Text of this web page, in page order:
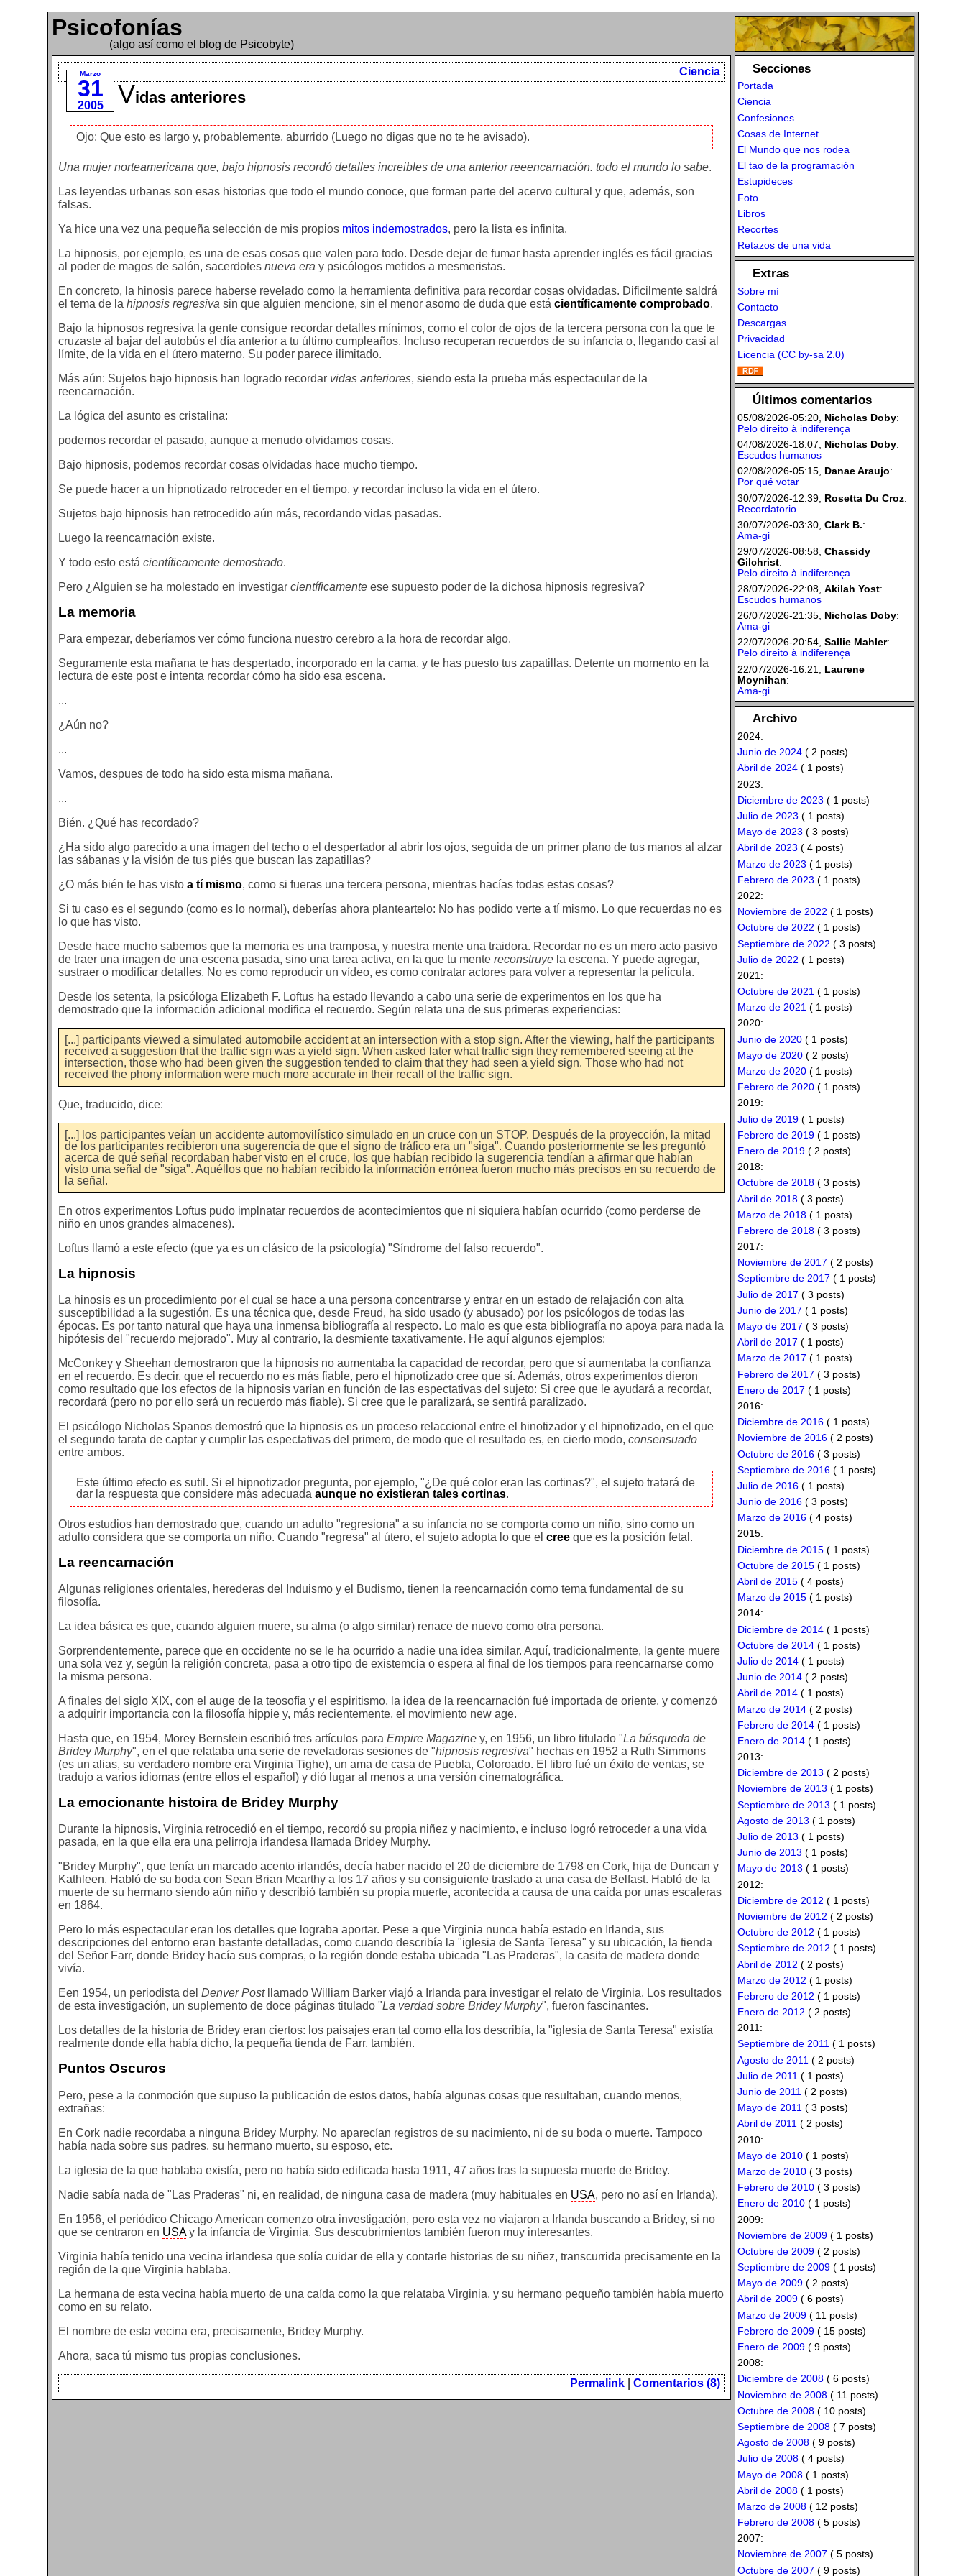
Psicofonías
(algo así como el blog de Psicobyte)
Marzo
31
2005
Ciencia
Vidas anteriores
Ojo: Que esto es largo y, probablemente, aburrido (Luego no digas que no te he avisado).
Una mujer norteamericana que, bajo hipnosis recordó detalles increibles de una anterior reeencarnación. todo el mundo lo sabe.
Las leyendas urbanas son esas historias que todo el mundo conoce, que forman parte del acervo cultural y que, además, son
falsas.
Ya hice una vez una pequeña selección de mis propios mitos indemostrados, pero la lista es infinita.
La hipnosis, por ejemplo, es una de esas cosas que valen para todo. Desde dejar de fumar hasta aprender inglés es fácil gracias
al poder de magos de salón, sacerdotesnueva era y psicólogos metidos a mesmeristas.
En concreto, la hinosis parece haberse revelado como la herramienta definitiva para recordar cosas olvidadas. Dificilmente saldrá
el tema de lahipnosis regresiva sin que alguien mencione, sin el menor asomo de duda que estácientíficamente comprobado.
Bajo la hipnosos regresiva la gente consigue recordar detalles mínimos, como el color de ojos de la tercera persona con la que te
cruzaste al bajar del autobús el día anterior a tu último cumpleaños. Incluso recuperan recuerdos de su infancia o, llegando casi al
límite, de la vida en el útero materno. Su poder parece ilimitado.
Más aún: Sujetos bajo hipnosis han logrado recordar vidas anteriores, siendo esta la prueba más espectacular de la
reencarnación.
La lógica del asunto es cristalina:
podemos recordar el pasado, aunque a menudo olvidamos cosas.
Bajo hipnosis, podemos recordar cosas olvidadas hace mucho tiempo.
Se puede hacer a un hipnotizado retroceder en el tiempo, y recordar incluso la vida en el útero.
Sujetos bajo hipnosis han retrocedido aún más, recordando vidas pasadas.
Luego la reencarnación existe.
Y todo esto estácientíficamente demostrado.
Pero ¿Alguien se ha molestado en investigarcientíficamente ese supuesto poder de la dichosa hipnosis regresiva?
La memoria
Para empezar, deberíamos ver cómo funciona nuestro cerebro a la hora de recordar algo.
Seguramente esta mañana te has despertado, incorporado en la cama, y te has puesto tus zapatillas. Detente un momento en la
lectura de este post e intenta recordar cómo ha sido esa escena.
...
¿Aún no?
...
Vamos, despues de todo ha sido esta misma mañana.
...
Bién. ¿Qué has recordado?
¿Ha sido algo parecido a una imagen del techo o el despertador al abrir los ojos, seguida de un primer plano de tus manos al alzar
las sábanas y la visión de tus piés que buscan las zapatillas?
¿O más bién te has vistoa tí mismo, como si fueras una tercera persona, mientras hacías todas estas cosas?
Si tu caso es el segundo (como es lo normal), deberías ahora planteartelo: No has podido verte a tí mismo. Lo que recuerdas no es
lo que has visto.
Desde hace mucho sabemos que la memoria es una tramposa, y nuestra mente una traidora. Recordar no es un mero acto pasivo
de traer una imagen de una escena pasada, sino una tarea activa, en la que tu mentereconstruye la escena. Y puede agregar,
sustraer o modificar detalles. No es como reproducir un vídeo, es como contratar actores para volver a representar la película.
Desde los setenta, la psicóloga Elizabeth F. Loftus ha estado llevando a cabo una serie de experimentos en los que ha
demostrado que la información adicional modifica el recuerdo. Según relata una de sus primeras experiencias:
[...] participants viewed a simulated automobile accident at an intersection with a stop sign. After the viewing, half the participants
received a suggestion that the traffic sign was a yield sign. When asked later what traffic sign they remembered seeing at the
intersection, those who had been given the suggestion tended to claim that they had seen a yield sign. Those who had not
received the phony information were much more accurate in their recall of the traffic sign.
Que, traducido, dice:
[...] los participantes veían un accidente automovilístico simulado en un cruce con un STOP. Después de la proyección, la mitad
de los participantes recibieron una sugerencia de que el signo de tráfico era un "siga". Cuando posteriormente se les preguntó
acerca de qué señal recordaban haber visto en el cruce, los que habían recibido la sugerencia tendían a afirmar que habían
visto una señal de "siga". Aquéllos que no habían recibido la información errónea fueron mucho más precisos en su recuerdo de
la señal.
En otros experimentos Loftus pudo implnatar recuerdos de acontecimientos que ni siquiera habían ocurrido (como perderse de
niño en unos grandes almacenes).
Loftus llamó a este efecto (que ya es un clásico de la psicología) "Síndrome del falso recuerdo".
La hipnosis
La hinosis es un procedimiento por el cual se hace a una persona concentrarse y entrar en un estado de relajación con alta
susceptibilidad a la sugestión. Es una técnica que, desde Freud, ha sido usado (y abusado) por los psicólogos de todas las
épocas. Es por tanto natural que haya una inmensa bibliografía al respecto. Lo malo es que esta bibliografía no apoya para nada la
hipótesis del "recuerdo mejorado". Muy al contrario, la desmiente taxativamente. He aquí algunos ejemplos:
McConkey y Sheehan demostraron que la hipnosis no aumentaba la capacidad de recordar, pero que sí aumentaba la confianza
en el recuerdo. Es decir, que el recuerdo no es más fiable, pero el hipnotizado cree que sí. Además, otros experimentos dieron
como resultado que los efectos de la hipnosis varían en función de las espectativas del sujeto: Si cree que le ayudará a recordar,
recordará (pero no por ello será un recuerdo más fiable). Si cree que le paralizará, se sentirá paralizado.
El psicólogo Nicholas Spanos demostró que la hipnosis es un proceso relaccional entre el hinotizador y el hipnotizado, en el que
el segundo tarata de captar y cumplir las espectativas del primero, de modo que el resultado es, en cierto modo,consensuado
entre ambos.
Este último efecto es sutil. Si el hipnotizador pregunta, por ejemplo, "¿De qué color eran las cortinas?", el sujeto tratará de
dar la respuesta que considere más adecuadaaunque no existieran tales cortinas.
Otros estudios han demostrado que, cuando un adulto "regresiona" a su infancia no se comporta como un niño, sino como un
adulto considera que se comporta un niño. Cuando "regresa" al útero, el sujeto adopta lo que elcree que es la posición fetal.
La reencarnación
Algunas religiones orientales, herederas del Induismo y el Budismo, tienen la reencarnación como tema fundamental de su
filosofía.
La idea básica es que, cuando alguien muere, su alma (o algo similar) renace de nuevo como otra persona.
Sorprendentemente, parece que en occidente no se le ha ocurrido a nadie una idea similar. Aquí, tradicionalmente, la gente muere
una sola vez y, según la religión concreta, pasa a otro tipo de existemcia o espera al final de los tiempos para reencarnarse como
la misma persona.
A finales del siglo XIX, con el auge de la teosofía y el espiritismo, la idea de la reencarnación fué importada de oriente, y comenzó
a adquirir importancia con la filosofía hippie y, más recientemente, el movimiento new age.
Hasta que, en 1954, Morey Bernstein escribió tres artículos paraEmpire Magazine y, en 1956, un libro titulado "La búsqueda de
Bridey Murphy", en el que relataba una serie de reveladoras sesiones de "hipnosis regresiva" hechas en 1952 a Ruth Simmons
(es un alias, su verdadero nombre era Virginia Tighe), un ama de casa de Puebla, Coloroado. El libro fué un éxito de ventas, se
tradujo a varios idiomas (entre ellos el español) y dió lugar al menos a una versión cinematográfica.
La emocionante histoira de Bridey Murphy
Durante la hipnosis, Virginia retrocedió en el tiempo, recordó su propia niñez y nacimiento, e incluso logró retroceder a una vida
pasada, en la que ella era una pelirroja irlandesa llamada Bridey Murphy.
"Bridey Murphy", que tenía un marcado acento irlandés, decía haber nacido el 20 de diciembre de 1798 en Cork, hija de Duncan y
Kathleen. Habló de su boda con Sean Brian Mcarthy a los 17 años y su consiguiente traslado a una casa de Belfast. Habló de la
muerte de su hermano siendo aún niño y describió también su propia muerte, acontecida a causa de una caída por unas escaleras
en 1864.
Pero lo más espectacular eran los detalles que lograba aportar. Pese a que Virginia nunca había estado en Irlanda, sus
descripciones del entorno eran bastante detalladas, como cuando describía la "iglesia de Santa Teresa" y su ubicación, la tienda
del Señor Farr, donde Bridey hacía sus compras, o la región donde estaba ubicada "Las Praderas", la casita de madera donde
vivía.
Een 1954, un periodista delDenver Postllamado William Barker viajó a Irlanda para investigar el relato de Virginia. Los resultados
de esta investigación, un suplemento de doce páginas titulado "La verdad sobre Bridey Murphy", fueron fascinantes.
Los detalles de la historia de Bridey eran ciertos: los paisajes eran tal como ella los describía, la "iglesia de Santa Teresa" existía
realmente donde ella había dicho, la pequeña tienda de Farr, también.
Puntos Oscuros
Pero, pese a la conmoción que supuso la publicación de estos datos, había algunas cosas que resultaban, cuando menos,
extrañas:
En Cork nadie recordaba a ninguna Bridey Murphy. No aparecían registros de su nacimiento, ni de su boda o muerte. Tampoco
había nada sobre sus padres, su hermano muerto, su esposo, etc.
La iglesia de la que hablaba existía, pero no había sido edificada hasta 1911, 47 años tras la supuesta muerte de Bridey.
Nadie sabía nada de "Las Praderas" ni, en realidad, de ninguna casa de madera (muy habituales en USA, pero no así en Irlanda).
En 1956, el periódico Chicago American comenzo otra investigación, pero esta vez no viajaron a Irlanda buscando a Bridey, si no
que se centraron en USAy la infancia de Virginia. Sus descubrimientos también fueron muy interesantes.
Virginia había tenido una vecina irlandesa que solía cuidar de ella y contarle historias de su niñez, transcurrida precisamente en la
región de la que Virginia hablaba.
La hermana de esta vecina había muerto de una caída como la que relataba Virginia, y su hermano pequeño también había muerto
como en su relato.
El nombre de esta vecina era, precisamente, Bridey Murphy.
Ahora, saca tú mismo tus propias conclusiones.
Permalink Comentarios (8)
Secciones
Portada
Ciencia
Confesiones
Cosas de Internet
El Mundo que nos rodea
El tao de la programación
Estupideces
Foto
Libros
Recortes
Retazos de una vida
Extras
Sobre mí
Contacto
Descargas
Privacidad
Licencia (CC by-sa 2.0)
Últimos comentarios
05/08/2026-05:20, Nicholas Doby:
Pelo direito à indiferença
04/08/2026-18:07, Nicholas Doby:
Escudos humanos
02/08/2026-05:15, Danae Araujo:
Por qué votar
30/07/2026-12:39, Rosetta Du Croz:
Recordatorio
30/07/2026-03:30, Clark B.:
Ama-gi
29/07/2026-08:58, Chassidy
Gilchrist:
Pelo direito à indiferença
28/07/2026-22:08, Akilah Yost:
Escudos humanos
26/07/2026-21:35, Nicholas Doby:
Ama-gi
22/07/2026-20:54, Sallie Mahler:
Pelo direito à indiferença
22/07/2026-16:21, Laurene
Moynihan:
Ama-gi
Archivo
2024:
Junio de 2024( 2 posts)
Abril de 2024( 1 posts)
2023:
Diciembre de 2023 ( 1 posts)
Julio de 2023 ( 1 posts)
Mayo de 2023 ( 3 posts)
Abril de 2023 ( 4 posts)
Marzo de 2023 ( 1 posts)
Febrero de 2023 ( 1 posts)
2022:
Noviembre de 2022 ( 1 posts)
Octubre de 2022 ( 1 posts)
Septiembre de 2022 ( 3 posts)
Julio de 2022 ( 1 posts)
2021:
Octubre de 2021 ( 1 posts)
Marzo de 2021( 1 posts)
2020:
Junio de 2020( 1 posts)
Mayo de 2020( 2 posts)
Marzo de 2020( 1 posts)
Febrero de 2020( 1 posts)
2019:
Julio de 2019( 1 posts)
Febrero de 2019( 1 posts)
Enero de 2019( 2 posts)
2018:
Octubre de 2018( 3 posts)
Abril de 2018( 3 posts)
Marzo de 2018( 1 posts)
Febrero de 2018( 3 posts)
2017:
Noviembre de 2017 ( 2 posts)
Septiembre de 2017 ( 1 posts)
Julio de 2017 ( 3 posts)
Junio de 2017 ( 1 posts)
Mayo de 2017 ( 3 posts)
Abril de 2017 ( 1 posts)
Marzo de 2017 ( 1 posts)
Febrero de 2017 ( 3 posts)
Enero de 2017 ( 1 posts)
2016:
Diciembre de 2016( 1 posts)
Noviembre de 2016( 2 posts)
Octubre de 2016( 3 posts)
Septiembre de 2016( 1 posts)
Julio de 2016( 1 posts)
Junio de 2016( 3 posts)
Marzo de 2016( 4 posts)
2015:
Diciembre de 2015( 1 posts)
Octubre de 2015( 1 posts)
Abril de 2015( 4 posts)
Marzo de 2015( 1 posts)
2014:
Diciembre de 2014( 1 posts)
Octubre de 2014( 1 posts)
Julio de 2014( 1 posts)
Junio de 2014( 2 posts)
Abril de 2014( 1 posts)
Marzo de 2014( 2 posts)
Febrero de 2014( 1 posts)
Enero de 2014( 1 posts)
2013:
Diciembre de 2013 ( 2 posts)
Noviembre de 2013 ( 1 posts)
Septiembre de 2013 ( 1 posts)
Agosto de 2013 ( 1 posts)
Julio de 2013 ( 1 posts)
Junio de 2013 ( 1 posts)
Mayo de 2013 ( 1 posts)
2012:
Diciembre de 2012 ( 1 posts)
Noviembre de 2012 ( 2 posts)
Octubre de 2012 ( 1 posts)
Septiembre de 2012 ( 1 posts)
Abril de 2012 ( 2 posts)
Marzo de 2012 ( 1 posts)
Febrero de 2012 ( 1 posts)
Enero de 2012 ( 2 posts)
2011:
Septiembre de 2011( 1 posts)
Agosto de 2011 ( 2 posts)
Julio de 2011 ( 1 posts)
Junio de 2011 ( 2 posts)
Mayo de 2011 ( 3 posts)
Abril de 2011( 2 posts)
2010:
Mayo de 2010( 1 posts)
Marzo de 2010( 3 posts)
Febrero de 2010( 3 posts)
Enero de 2010( 1 posts)
2009:
Noviembre de 2009( 1 posts)
Octubre de 2009( 2 posts)
Septiembre de 2009( 1 posts)
Mayo de 2009( 2 posts)
Abril de 2009( 6 posts)
Marzo de 2009( 11 posts)
Febrero de 2009( 15 posts)
Enero de 2009( 9 posts)
2008:
Diciembre de 2008( 6 posts)
Noviembre de 2008( 11 posts)
Octubre de 2008( 10 posts)
Septiembre de 2008( 7 posts)
Agosto de 2008( 9 posts)
Julio de 2008( 4 posts)
Mayo de 2008( 1 posts)
Abril de 2008( 1 posts)
Marzo de 2008( 12 posts)
Febrero de 2008( 5 posts)
2007:
Noviembre de 2007 ( 5 posts)
Octubre de 2007 ( 9 posts)